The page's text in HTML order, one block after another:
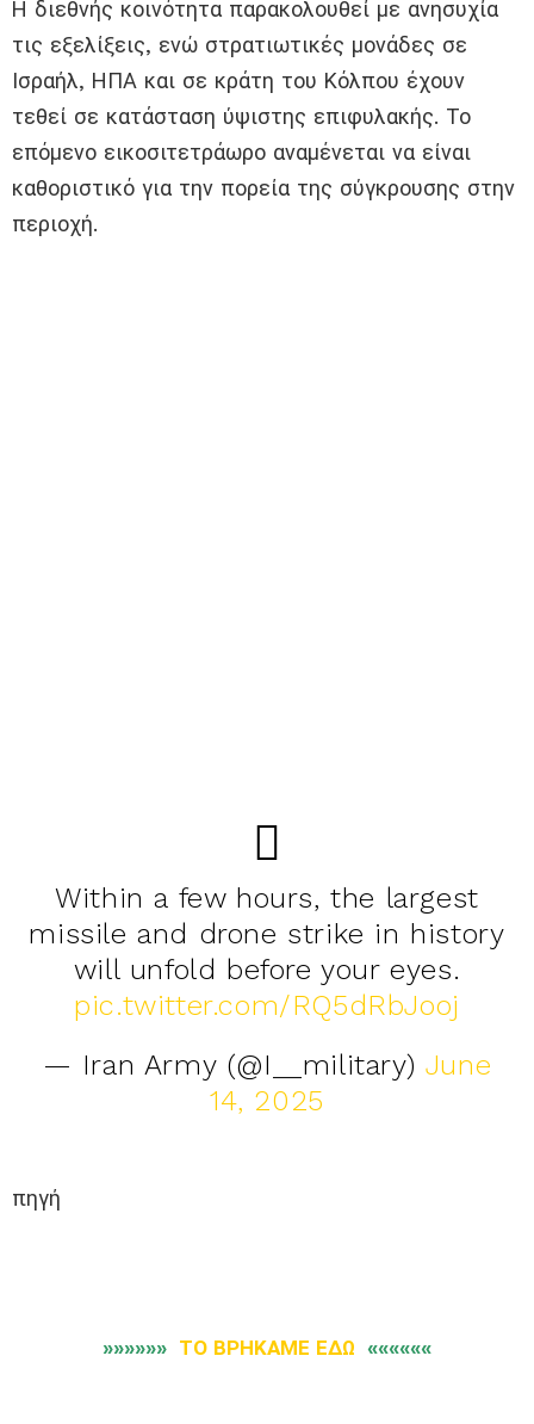
Η διεθνής κοινότητα παρακολουθεί με ανησυχία
τις εξελίξεις, ενώ στρατιωτικές μονάδες σε
Ισραήλ, ΗΠΑ και σε κράτη του Κόλπου έχουν
τεθεί σε κατάσταση ύψιστης επιφυλακής. Το
επόμενο εικοσιτετράωρο αναμένεται να είναι
καθοριστικό για την πορεία της σύγκρουσης στην
περιοχή.
Within a few hours, the largest
missile and drone strike in history
will unfold before your eyes.
pic.twitter.com/RQ5dRbJooj
— Iran Army (@I__military) June
14, 2025
πηγή
»»»»»» ΤΟ ΒΡΗΚΑΜΕ ΕΔΩ ««««««